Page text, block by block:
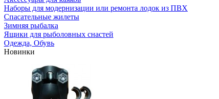
Наборы для модернизации или ремонта лодок из ПВХ
Спасательные жилеты
Зимняя рыбалка
Ящики для рыболовных снастей
Одежда, Обувь
Новинки